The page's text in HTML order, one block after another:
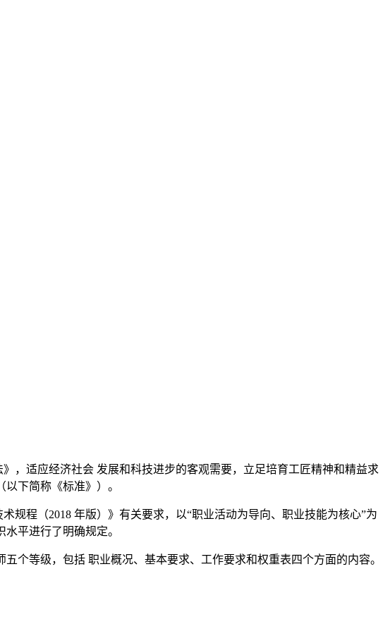
，适应经济社会 发展和科技进步的客观需要，立足培育工匠精神和精益求
以下简称《标准》）。
规程（2018 年版）》有关要求，以“职业活动为导向、职业技能为核心”为
平进行了明确规定。
个等级，包括 职业概况、基本要求、工作要求和权重表四个方面的内容。